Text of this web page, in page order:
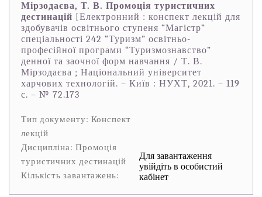
Мірзодаєва, Т. В. Промоція туристичних
дестинацій [Електронний : конспект лекцій для
здобувачів освітнього ступеня “Магістр”
спеціальності 242 “Туризм” освітньо-
професійної програми “Туризмознавство”
денної та заочної форм навчання / Т. В.
Мірзодаєва ; Національний університет
харчових технологій. – Київ : НУХТ, 2021. – 119
с. – № 72.173
Тип документу: Конспект
лекцій
Дисципліна: Промоція
туристичних дестинацій
Кількість завантажень:
Для завантаження
увійдіть в особистий
кабінет